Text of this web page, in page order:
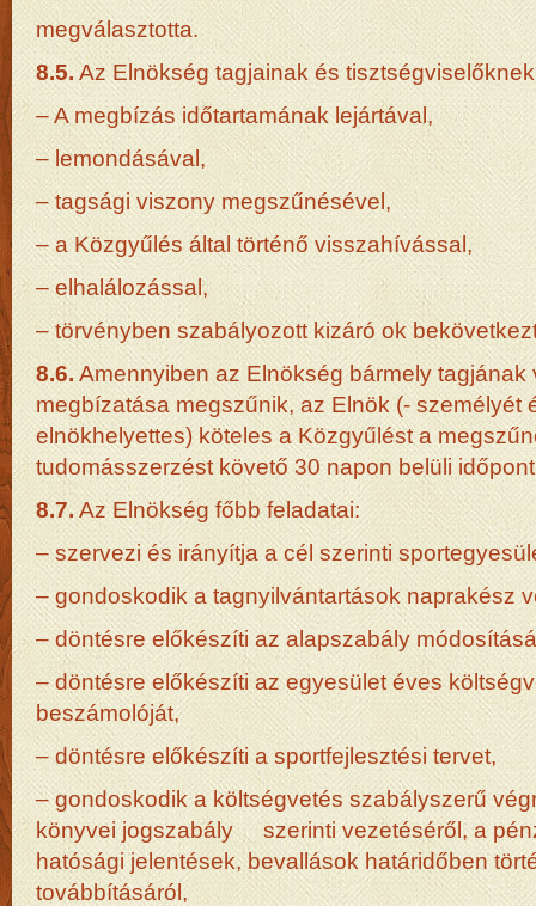
megválasztotta.
8.5. Az Elnökség tagjainak és
– A megbízás időtartamának lejártával,
– lemondásával,
– tagsági viszony megszűnésével,
– a Közgyűlés által történő visszahívással,
– elhalálozással,
– törvényben szabályozott kizáró ok
8.6. Amennyiben az Elnökség bármely
megbízatása megszűnik, az Elnök (- személyét
elnökhelyettes) köteles a Közgyűlést a
tudomásszerzést követő 30 napon belüli
8.7. Az Elnökség főbb feladatai:
– szervezi és irányítja a cél szerinti
– gondoskodik a tagnyilvántartások naprakész
– döntésre előkészíti az alapszabály
– döntésre előkészíti az egyesület éves
beszámolóját,
– döntésre előkészíti a sportfejlesztési tervet,
– gondoskodik a költségvetés szabályszerű
könyvei jogszabály szerinti vezetéséről, a
hatósági jelentések, bevallások határidőben
továbbításáról,